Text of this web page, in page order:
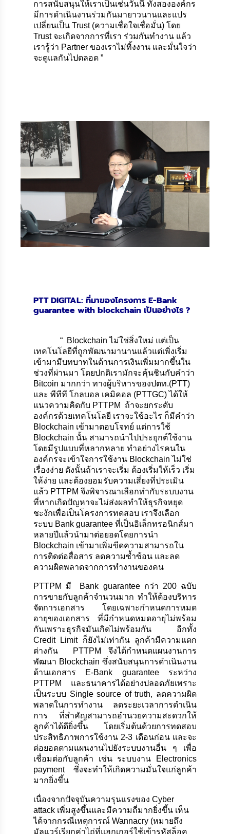
การสนับสนุนให้เราเป็นเช่นวันนี้ ทั้งสององค์กร
มีการดำเนินงานร่วมกันมายาวนานและแปร
เปลี่ยนเป็น Trust (ความเชื่อใจเชื่อมั่น) โดย
Trust จะเกิดจากการที่เรา ร่วมกันทำงาน แล้ว
เรารู้ว่า Partner ของเราไม่ทิ้งงาน และมั่นใจว่า
จะดูแลกันไปตลอด ”
PTT DIGITAL: ที่มาของโครงการ E-Bank
guarantee with blockchain เป็นอย่างไร ?
“ Blockchain ไม่ใช่สิ่งใหม่ แต่เป็น
เทคโนโลยีที่ถูกพัฒนามานานแล้วแต่เพิ่งเริ่ม
เข้ามามีบทบาทในด้านการเงินเพิ่มมากขึ้นใน
ช่วงที่ผ่านมา โดยปกติเรามักจะคุ้นชินกับคำว่า
Bitcoin มากกว่า ทางผู้บริหารของปตท.(PTT)
และ พีทีที โกลบอล เคมิคอล (PTTGC) ได้ให้
แนวความคิดกับ PTTPM ถ้าจะยกระดับ
องค์กรด้วยเทคโนโลยี เราจะใช้อะไร ก็มีคำว่า
Blockchain เข้ามาตอบโจทย์ แต่การใช้
Blockchain นั้น สามารถนำไปประยุกต์ใช้งาน
โดยมีรูปแบบที่หลากหลาย ทำอย่างไรคนใน
องค์กรจะเข้าใจการใช้งาน Blockchain ไม่ใช่
เรื่องง่าย ดังนั้นถ้าเราจะเริ่ม ต้องเริ่มให้เร็ว เริ่ม
ให้ง่าย และต้องยอมรับความเสี่ยงที่ประเมิน
แล้ว PTTPM จึงพิจารณาเลือกทำกับระบบงาน
ที่หากเกิดปัญหาจะไม่ส่งผลทำให้ธุรกิจหยุด
ชะงักเพื่อเป็นโครงการทดสอบ เราจึงเลือก
ระบบ Bank guarantee ที่เป็นอิเล็กทรอนิกส์มา
หลายปีแล้วนำมาต่อยอดโดยการนำ
Blockchain เข้ามาเพิ่มขีดความสามารถใน
การติดต่อสื่อสาร ลดความซ้ำซ้อน และลด
ความผิดพลาดจากการทำงานของคน
PTTPM มี Bank guarantee กว่า 200 ฉบับ
การขายกับลูกค้าจำนวนมาก ทำให้ต้องบริหาร
จัดการเอกสาร โดยเฉพาะกำหนดการหมด
อายุของเอกสาร ที่มีกำหนดหมดอายุไม่พร้อม
กันเพราะธุรกิจมันเกิดไม่พร้อมกัน อีกทั้ง
Credit Limit ก็ยังไม่เท่ากัน ลูกค้ามีความแตก
ต่างกัน PTTPM จึงได้กำหนดแผนงานการ
พัฒนา Blockchain ซึ่งสนับสนุนการดำเนินงาน
ด้านเอกสาร E-Bank guarantee ระหว่าง
PTTPM และธนาคารได้อย่างปลอดภัยเพราะ
เป็นระบบ Single source of truth, ลดความผิด
พลาดในการทำงาน ลดระยะเวลาการดำเนิน
การ ที่สำคัญสามารถอำนวยความสะดวกให้
ลูกค้าได้ดียิ่งขึ้น โดยเริ่มต้นด้วยการทดสอบ
ประสิทธิภาพการใช้งาน 2-3 เดือนก่อน และจะ
ต่อยอดตามแผนงานไปยังระบบงานอื่น ๆ เพื่อ
เชื่อมต่อกับลูกค้า เช่น ระบบงาน Electronics
payment ซึ่งจะทำให้เกิดความมั่นใจแก่ลูกค้า
มากยิ่งขึ้น
เนื่องจากปัจจุบันความรุนแรงของ Cyber
attack เพิ่มสูงขึ้นและมีความถี่มากยิ่งขึ้น เห็น
ได้จากกรณีเหตุการณ์ Wannacry (หมายถึง
มัลแวร์เรียกค่าไถ่ที่แฮกเกอร์ใช้เข้ารหัสล็อค